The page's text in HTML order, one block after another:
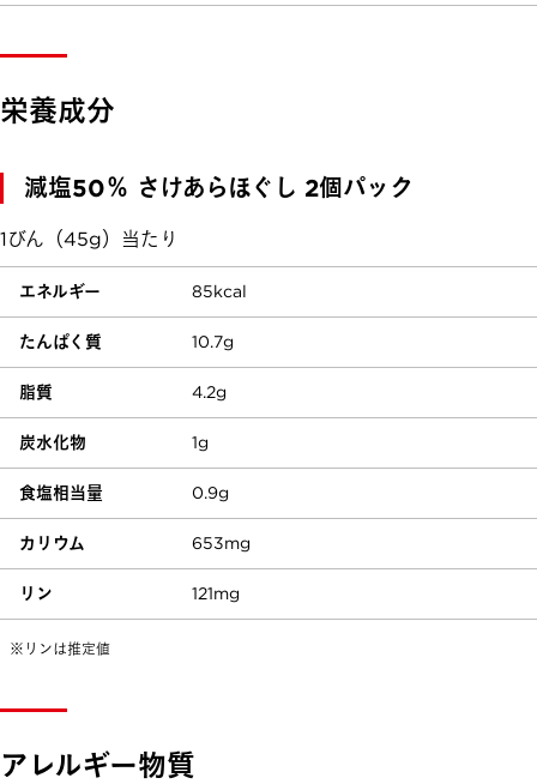
栄養成分
減塩50％ さけあらほぐし 2個パック
1びん（45g）当たり
エネルギー 85kcal
たんぱく質 10.7g
脂質 4.2g
炭水化物 1g
食塩相当量 0.9g
カリウム 653mg
リン 121mg
※リンは推定値
アレルギー物質